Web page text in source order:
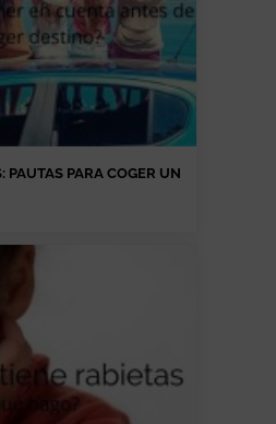
PAUTAS PARA COGER UN